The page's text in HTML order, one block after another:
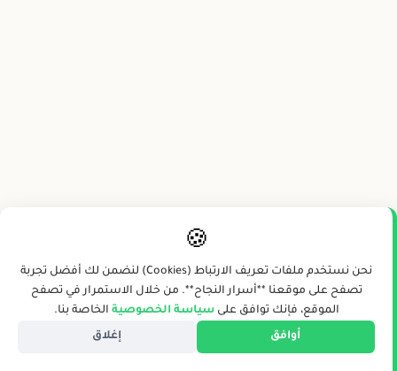
🍪
نحن نستخدم ملفات تعريف الارتباط (Cookies) لنضمن لك أفضل تجربة
تصفح على موقعنا **أسرار النجاح**. من خلال الاستمرار في تصفح
الموقع، فإنك توافق علىسياسة الخصوصية الخاصة بنا.
أوافق إغلاق